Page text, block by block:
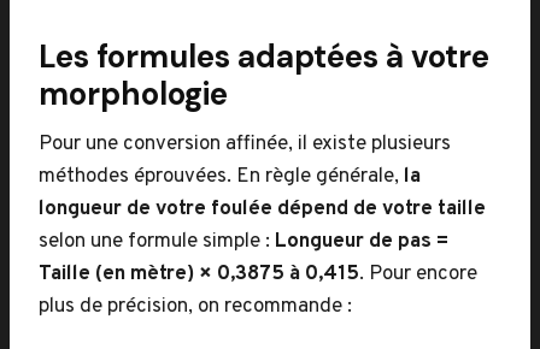
Les formules adaptées à votre
morphologie
Pour une conversion affinée, il existe plusieurs
méthodes éprouvées. En règle générale, la
longueur de votre foulée dépend de votre taille
selon une formule simple : Longueur de pas =
Taille (en mètre) × 0,3875 à 0,415. Pour encore
plus de précision, on recommande :